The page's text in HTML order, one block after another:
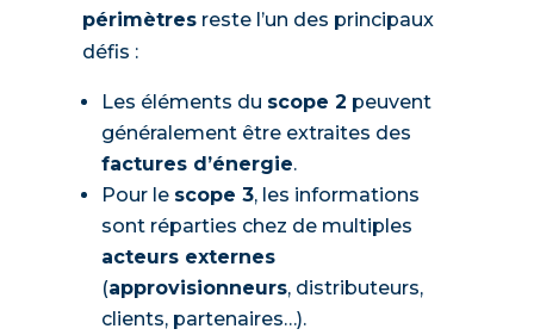
périmètresreste l’un des principaux
défis :
Les éléments du scope 2 peuvent
généralement être extraites des
factures d’énergie.
Pour le scope 3, les informations
sont réparties chez de multiples
acteurs externes
(approvisionneurs, distributeurs,
clients, partenaires…).